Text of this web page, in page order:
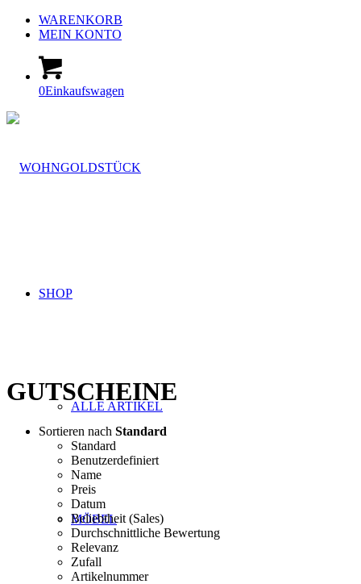
WARENKORB
MEIN KONTO
0Einkaufswagen
SHOP
ALLE ARTIKEL
MÖBEL
GUTSCHEINE
Sortieren nach Standard
Standard
Benutzerdefiniert
Name
Preis
Datum
Beliebtheit (Sales)
Durchschnittliche Bewertung
Relevanz
Zufall
Artikelnummer